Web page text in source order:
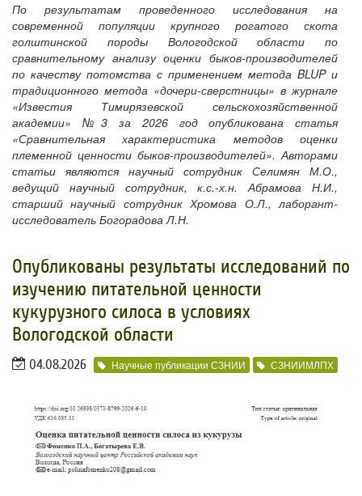
По результатам проведенного исследования на
современной популяции крупного рогатого скота
голштинской породы Вологодской области по
сравнительному анализу оценки быков-производителей
по качеству потомства с применением метода BLUP и
традиционного метода «дочери-сверстницы» в журнале
«Известия Тимирязевской сельскохозяйственной
академии» №3 за 2026 год опубликована статья
«Сравнительная характеристика методов оценки
племенной ценности быков-производителей». Авторами
статьи являются научный сотрудник Селимян М.О.,
ведущий научный сотрудник, к.с.-х.н. Абрамова Н.И.,
старший научный сотрудник Хромова О.Л., лаборант-
исследователь Богорадова Л.Н.
Опубликованы результаты исследований по
изучению питательной ценности
кукурузного силоса в условиях
Вологодской области
04.08.2026 Научные публикации СЗНИИ СЗНИИМЛПХ